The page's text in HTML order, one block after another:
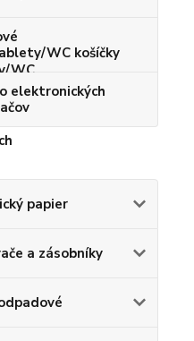
WC košíčky
elektronických
papier
a zásobníky